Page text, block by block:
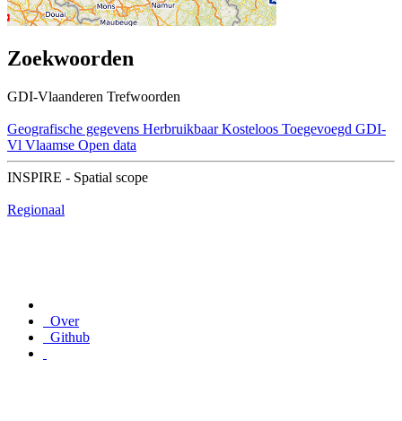
Zoekwoorden
GDI-Vlaanderen Trefwoorden
Geografische gegevens Herbruikbaar Kosteloos Toegevoegd GDI-
Vl Vlaamse Open data
INSPIRE - Spatial scope
Regionaal
Over
Github